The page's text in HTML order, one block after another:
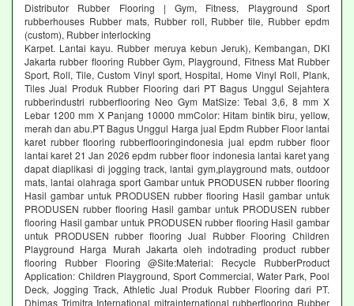
Distributor Rubber Flooring | Gym, Fitness, Playground Sport
rubberhouses Rubber mats, Rubber roll, Rubber tile, Rubber epdm
(custom), Rubber interlocking
Karpet. Lantai kayu. Rubber meruya kebun Jeruk), Kembangan, DKI
Jakarta rubber flooring Rubber Gym, Playground, Fitness Mat Rubber
Sport, Roll, Tile, Custom Vinyl sport, Hospital, Home Vinyl Roll, Plank,
Tiles Jual Produk Rubber Flooring dari PT Bagus Unggul Sejahtera
rubberindustri rubberflooring Neo Gym MatSize: Tebal 3,6, 8 mm X
Lebar 1200 mm X Panjang 10000 mmColor: Hitam bintik biru, yellow,
merah dan abu.PT Bagus Unggul Harga jual Epdm Rubber Floor lantai
karet rubber flooring rubberflooringindonesia jual epdm rubber floor
lantai karet 21 Jan 2026 epdm rubber floor indonesia lantai karet yang
dapat diaplikasi di jogging track, lantai gym,playground mats, outdoor
mats, lantai olahraga sport Gambar untuk PRODUSEN rubber flooring
Hasil gambar untuk PRODUSEN rubber flooring Hasil gambar untuk
PRODUSEN rubber flooring Hasil gambar untuk PRODUSEN rubber
flooring Hasil gambar untuk PRODUSEN rubber flooring Hasil gambar
untuk PRODUSEN rubber flooring Jual Rubber Flooring Children
Playground Harga Murah Jakarta oleh indotrading product rubber
flooring Rubber Flooring @Site:Material: Recycle RubberProduct
Application: Children Playground, Sport Commercial, Water Park, Pool
Deck, Jogging Track, Athletic Jual Produk Rubber Flooring dari PT.
Dhimas Trimitra International mitrainternational rubberflooring Rubber